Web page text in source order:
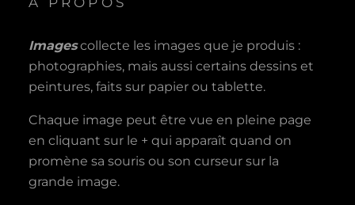
Imagescollecte les images que je produis :
photographies, mais aussi certains dessins et
peintures, faits sur papier ou tablette.
Chaque image peut être vue en pleine page
en cliquant sur le + qui apparaît quand on
promène sa souris ou son curseur sur la
grande image.